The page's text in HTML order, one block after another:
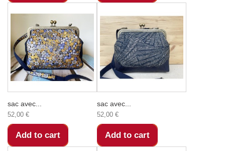
sac avec...
52,00 €
Add to cart
sac avec...
52,00 €
Add to cart